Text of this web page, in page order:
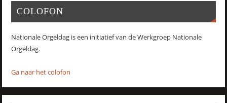
COLOFON
Nationale Orgeldag is een initiatief van de Werkgroep Nationale
Orgeldag.
Ga naar het colofon